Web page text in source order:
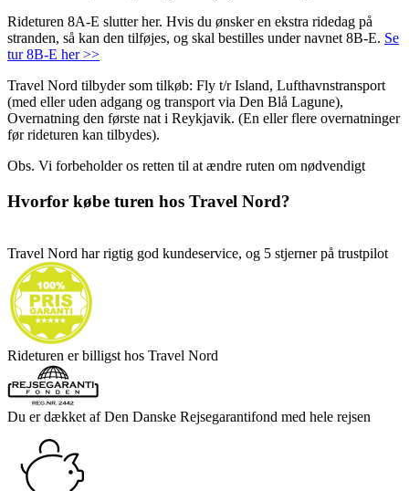
Rideturen 8A-E slutter her. Hvis du ønsker en ekstra ridedag på
stranden, så kan den tilføjes, og skal bestilles under navnet 8B-E. Se
tur 8B-E her >>
Travel Nord tilbyder som tilkøb: Fly t/r Island, Lufthavnstransport
(med eller uden adgang og transport via Den Blå Lagune),
Overnatning den første nat i Reykjavik. (En eller flere overnatninger
før rideturen kan tilbydes).
Obs. Vi forbeholder os retten til at ændre ruten om nødvendigt
Hvorfor købe turen hos Travel Nord?
Travel Nord har rigtig god kundeservice, og 5 stjerner på trustpilot
Rideturen er billigst hos Travel Nord
Du er dækket af Den Danske Rejsegarantifond med hele rejsen